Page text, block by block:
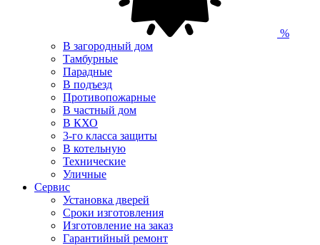
%
В загородный дом
Тамбурные
Парадные
В подъезд
Противопожарные
В частный дом
В КХО
3-го класса защиты
В котельную
Технические
Уличные
Сервис
Установка дверей
Сроки изготовления
Изготовление на заказ
Гарантийный ремонт